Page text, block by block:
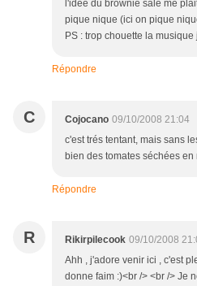
l'idée du brownie salé me
pique nique (ici on pique
PS : trop chouette la musique
Répondre
C Cojocano 09/10/2008 21:04
c'est trés tentant, mais sans
bien des tomates séchées
Répondre
R Rikirpilecook 09/10/2008
Ahh , j'adore venir ici , c'est
donne faim :)<br /> <br /> Je